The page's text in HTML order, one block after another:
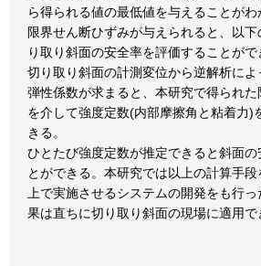
ら得られる値の最低値を与えることがわ
限界せん断ひずみが与えられると、以
り取り斜面の安全率を評価することがで
切り取り斜面の計測変位から逆解析に
弾性係数が求まると、本研究で得られ
を介して強度定数(内部摩擦角と粘着力)
きる。
ひとたび強度定数が推定できると斜面の
とができる。本研究では以上の計算手
上で実施させるシステムの開発をも行
果は直ちに切り取り斜面の現場に適用で